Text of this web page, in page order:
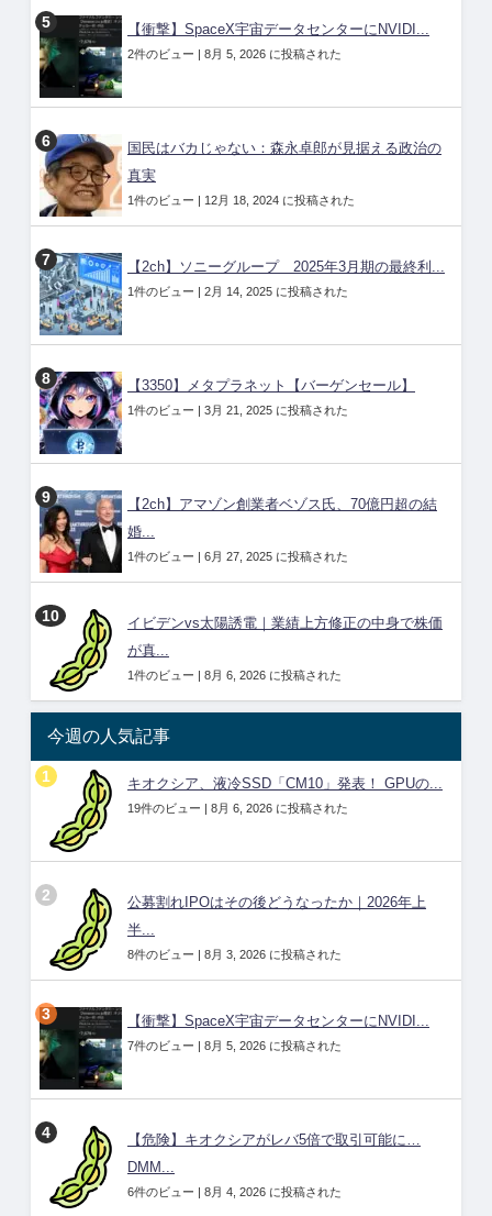
【衝撃】SpaceX宇宙データセンターにNVIDI...
2件のビュー | 8月 5, 2026 に投稿された
国民はバカじゃない：森永卓郎が見据える政治の
真実
1件のビュー | 12月 18, 2024 に投稿された
【2ch】ソニーグループ 2025年3月期の最終利...
1件のビュー | 2月 14, 2025 に投稿された
【3350】メタプラネット【バーゲンセール】
1件のビュー | 3月 21, 2025 に投稿された
【2ch】アマゾン創業者ベゾス氏、70億円超の結
婚...
1件のビュー | 6月 27, 2025 に投稿された
イビデンvs太陽誘電｜業績上方修正の中身で株価
が真...
1件のビュー | 8月 6, 2026 に投稿された
今週の人気記事
キオクシア、液冷SSD「CM10」発表！ GPUの...
19件のビュー | 8月 6, 2026 に投稿された
公募割れIPOはその後どうなったか｜2026年上
半...
8件のビュー | 8月 3, 2026 に投稿された
【衝撃】SpaceX宇宙データセンターにNVIDI...
7件のビュー | 8月 5, 2026 に投稿された
【危険】キオクシアがレバ5倍で取引可能に…
DMM...
6件のビュー | 8月 4, 2026 に投稿された